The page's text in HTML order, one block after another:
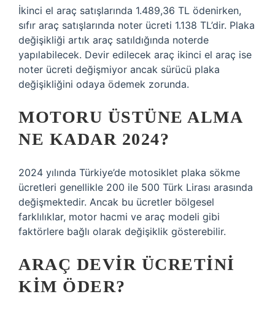
İkinci el araç satışlarında 1.489,36 TL ödenirken,
sıfır araç satışlarında noter ücreti 1.138 TL’dir. Plaka
değişikliği artık araç satıldığında noterde
yapılabilecek. Devir edilecek araç ikinci el araç ise
noter ücreti değişmiyor ancak sürücü plaka
değişikliğini odaya ödemek zorunda.
MOTORU ÜSTÜNE ALMA
NE KADAR 2024?
2024 yılında Türkiye’de motosiklet plaka sökme
ücretleri genellikle 200 ile 500 Türk Lirası arasında
değişmektedir. Ancak bu ücretler bölgesel
farklılıklar, motor hacmi ve araç modeli gibi
faktörlere bağlı olarak değişiklik gösterebilir.
ARAÇ DEVIR ÜCRETINI
KIM ÖDER?